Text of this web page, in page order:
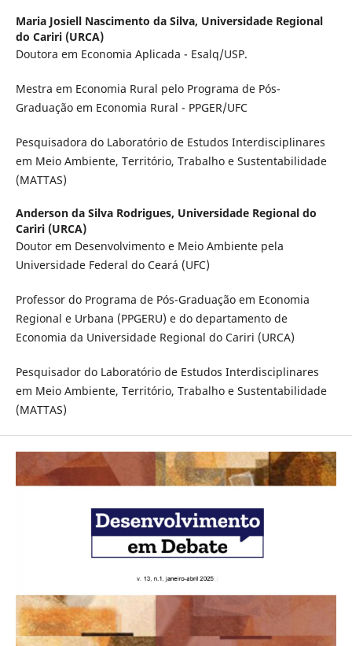
Maria Josiell Nascimento da Silva, Universidade Regional
do Cariri (URCA)
Doutora em Economia Aplicada - Esalq/USP.
Mestra em Economia Rural pelo Programa de Pós-
Graduação em Economia Rural - PPGER/UFC
Pesquisadora do Laboratório de Estudos Interdisciplinares
em Meio Ambiente, Território, Trabalho e Sustentabilidade
(MATTAS)
Anderson da Silva Rodrigues, Universidade Regional do
Cariri (URCA)
Doutor em Desenvolvimento e Meio Ambiente pela
Universidade Federal do Ceará (UFC)
Professor do Programa de Pós-Graduação em Economia
Regional e Urbana (PPGERU) e do departamento de
Economia da Universidade Regional do Cariri (URCA)
Pesquisador do Laboratório de Estudos Interdisciplinares
em Meio Ambiente, Território, Trabalho e Sustentabilidade
(MATTAS)